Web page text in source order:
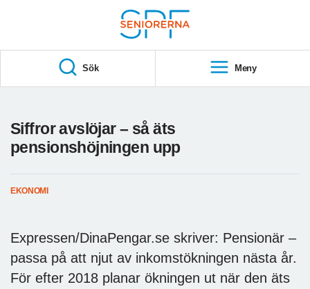
S
A
Sök Meny
Siffror avslöjar – så äts
pensionshöjningen upp
EKONOMI
Expressen/DinaPengar.se skriver: Pensionär –
passa på att njut av inkomstökningen nästa år.
För efter 2018 planar ökningen ut när den äts